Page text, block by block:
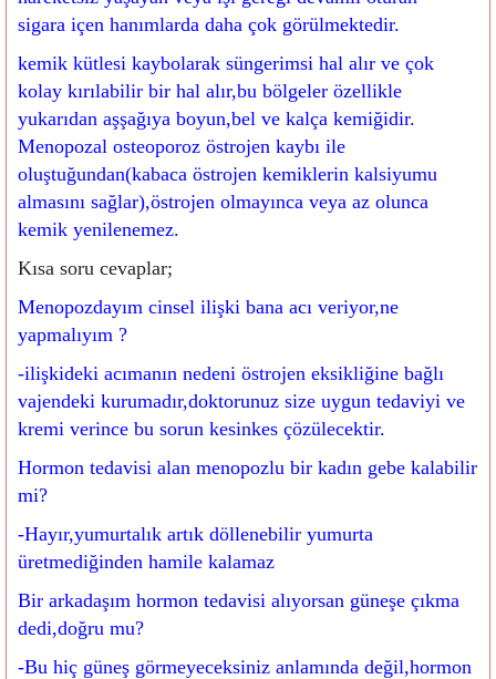
sigara içen hanımlarda daha çok görülmektedir.
kemik kütlesi kaybolarak süngerimsi hal alır ve çok
kolay kırılabilir bir hal alır,bu bölgeler özellikle
yukarıdan aşşağıya boyun,bel ve kalça kemiğidir.
Menopozal osteoporoz östrojen kaybı ile
oluştuğundan(kabaca östrojen kemiklerin kalsiyumu
almasını sağlar),östrojen olmayınca veya az olunca
kemik yenilenemez.
Kısa soru cevaplar;
Menopozdayım cinsel ilişki bana acı veriyor,ne
yapmalıyım ?
-ilişkideki acımanın nedeni östrojen eksikliğine bağlı
vajendeki kurumadır,doktorunuz size uygun tedaviyi ve
kremi verince bu sorun kesinkes çözülecektir.
Hormon tedavisi alan menopozlu bir kadın gebe kalabilir
mi?
-Hayır,yumurtalık artık döllenebilir yumurta
üretmediğinden hamile kalamaz
Bir arkadaşım hormon tedavisi alıyorsan güneşe çıkma
dedi,doğru mu?
-Bu hiç güneş görmeyeceksiniz anlamında değil,hormon